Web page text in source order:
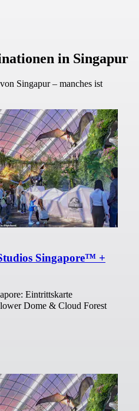
in Singapur
Singapur – manches ist
Singapore™ +
Eintrittskarte
Dome & Cloud Forest